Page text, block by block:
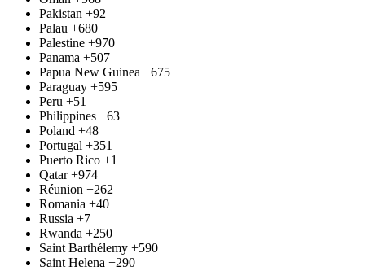
Pakistan +92
Palau +680
Palestine +970
Panama +507
Papua New Guinea +675
Paraguay +595
Peru +51
Philippines +63
Poland +48
Portugal +351
Puerto Rico +1
Qatar +974
Réunion +262
Romania +40
Russia +7
Rwanda +250
Saint Barthélemy +590
Saint Helena +290